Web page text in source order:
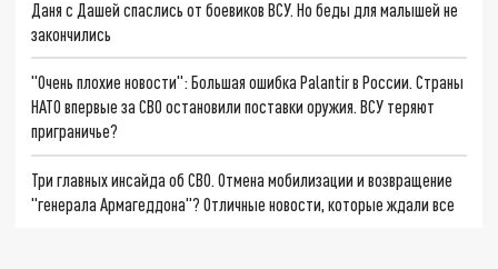
Даня с Дашей спаслись от боевиков ВСУ. Но беды для малышей не
закончились
"Очень плохие новости": Большая ошибка Palantir в России. Страны
НАТО впервые за СВО остановили поставки оружия. ВСУ теряют
приграничье?
Три главных инсайда об СВО. Отмена мобилизации и возвращение
"генерала Армагеддона"? Отличные новости, которые ждали все